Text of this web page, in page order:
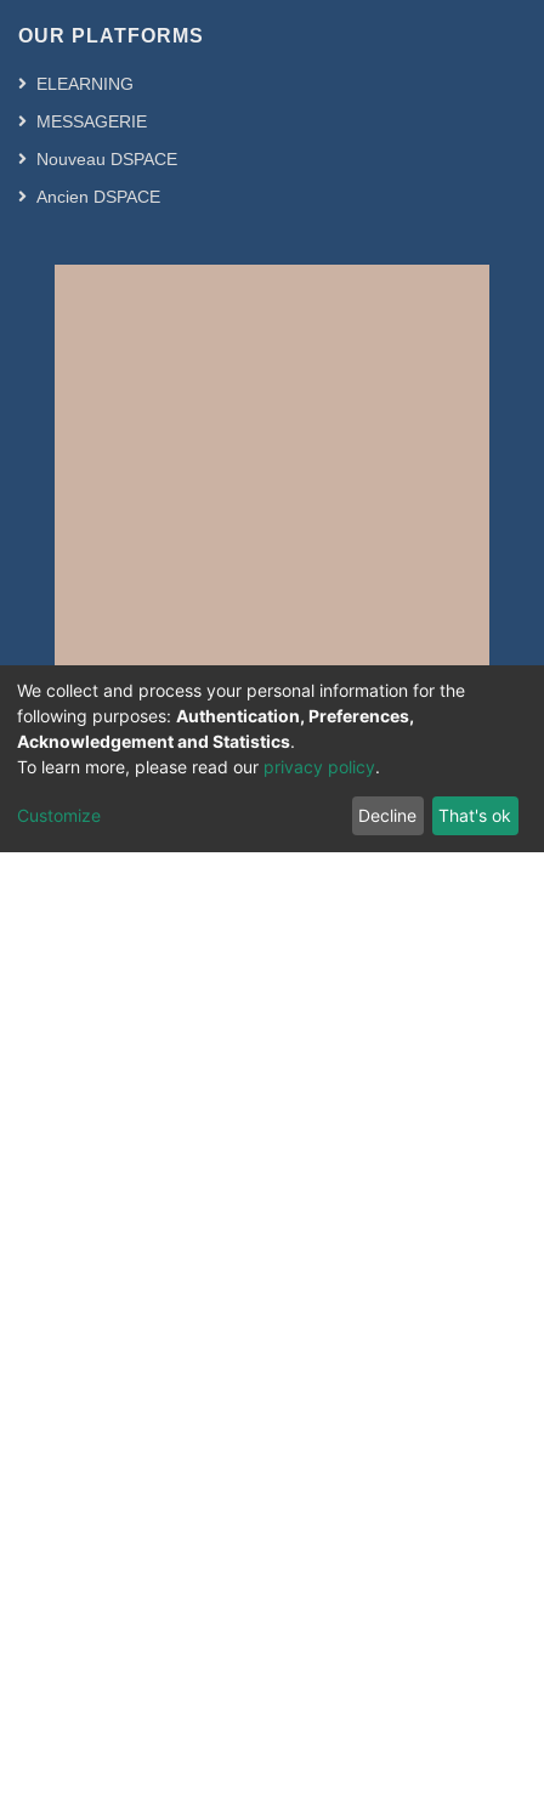
OUR PLATFORMS
ELEARNING
MESSAGERIE
Nouveau DSPACE
Ancien DSPACE
We collect and process your personal information for the
following purposes: Authentication, Preferences,
Acknowledgement and Statistics.
To learn more, please read our privacy policy.
Customize Decline That's ok